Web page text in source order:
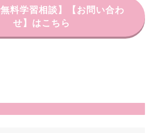
無料学習相談】【お問い合わ
せ】はこちら